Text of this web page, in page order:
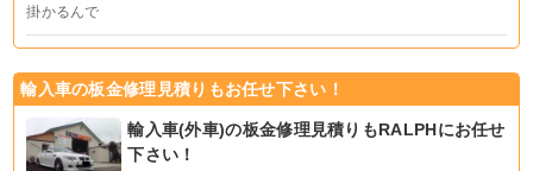
掛かるんで
輸入車の板金修理見積りもお任せ下さい！
輸入車(外車)の板金修理見積りもRALPHにお任せ
下さい！